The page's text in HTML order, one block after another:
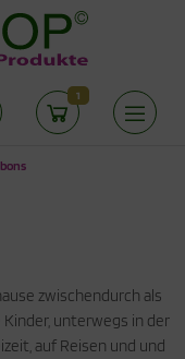
1
zwischendurch als
Kinder, unterwegs in der
auf Reisen und und